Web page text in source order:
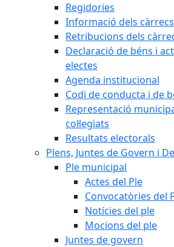
Regidories
Informació dels
Retribucions dels
Declaració de béns i
electes
Agenda institucional
Codi de conducta i de
Representació
col·legiats
Resultats electorals
Plens, Juntes de Govern i
Ple municipal
Actes del Ple
Convocatòries del
Notícies del ple
Mocions del ple
Juntes de govern